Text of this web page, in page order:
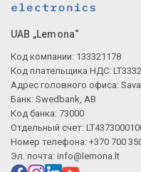
UAB „Lemona“
Код компании: 133321178
Код плательщика НДС:
Адрес головного офиса:
Банк: Swedbank, AB
Код банка: 73000
Отдельный счет:
Номер телефона: +370 700
Эл. почта: info@lemona.lt